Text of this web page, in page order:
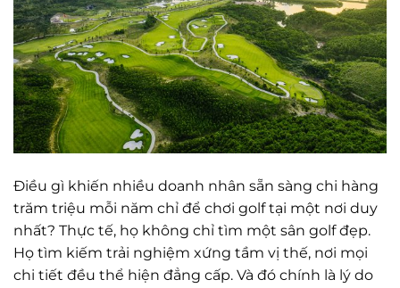
Điều gì khiến nhiều doanh nhân sẵn sàng chi hàng
trăm triệu mỗi năm chỉ để chơi golf tại một nơi duy
nhất? Thực tế, họ không chỉ tìm một sân golf đẹp.
Họ tìm kiếm trải nghiệm xứng tầm vị thế, nơi mọi
chi tiết đều thể hiện đẳng cấp. Và đó chính là lý do